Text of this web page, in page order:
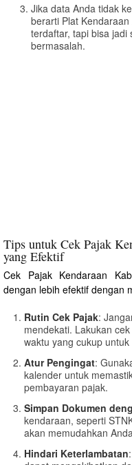
Jika data Anda tidak
berarti Plat
terdaftar, tapi bisa jadi
bermasalah.
Tips untuk Cek Pajak
yang Efektif
Cek Pajak Kendaraan
dengan lebih efektif dengan
Rutin Cek Pajak:
mendekati. Lakukan
waktu yang cukup
Atur Pengingat:
kalender untuk
pembayaran pajak.
Simpan Dokumen
kendaraan, seperti
akan memudahkan
Hindari Keterlambatan